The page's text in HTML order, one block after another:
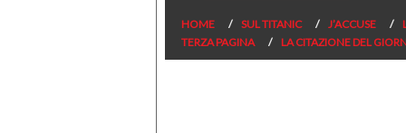
HOME SUL TITANIC J’ACCUSE
TERZA PAGINA
LA CITAZIONE DEL